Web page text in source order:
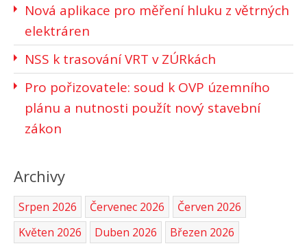
Nová aplikace pro měření hluku z větrných
elektráren
NSS k trasování VRT v ZÚRkách
Pro pořizovatele: soud k OVP územního
plánu a nutnosti použít nový stavební
zákon
Archivy
Srpen 2026 Červenec 2026
Červen 2026
Květen 2026
Duben 2026
Březen 2026